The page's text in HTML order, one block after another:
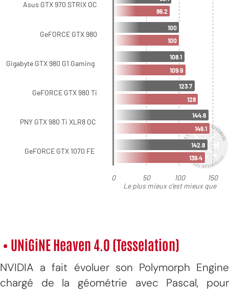
• UNiGiNE Heaven 4.0 (Tesselation)
NVIDIA a fait évoluer son Polymorph Engine
chargé de la géométrie avec Pascal, pour